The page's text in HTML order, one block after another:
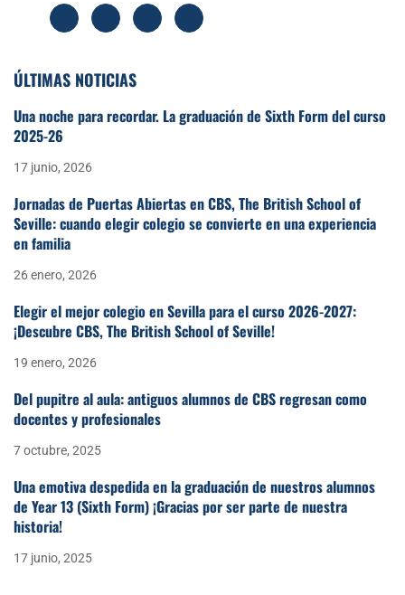
ÚLTIMAS NOTICIAS
Una noche para recordar. La graduación de Sixth Form del curso
2025-26
17 junio, 2026
Jornadas de Puertas Abiertas en CBS, The British School of
Seville: cuando elegir colegio se convierte en una experiencia
en familia
26 enero, 2026
Elegir el mejor colegio en Sevilla para el curso 2026-2027:
¡Descubre CBS, The British School of Seville!
19 enero, 2026
Del pupitre al aula: antiguos alumnos de CBS regresan como
docentes y profesionales
7 octubre, 2025
Una emotiva despedida en la graduación de nuestros alumnos
de Year 13 (Sixth Form) ¡Gracias por ser parte de nuestra
historia!
17 junio, 2025